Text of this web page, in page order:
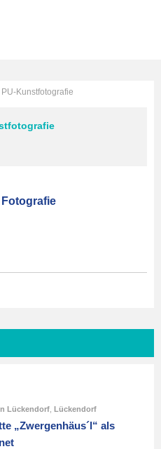
PU-Kunstfotografie
Lückendorf Lückendorf
„Zwergenhäus´l“ als